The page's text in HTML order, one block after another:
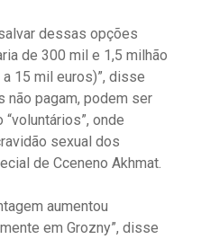
dessas opções
de 300 mil e 1,5 milhão
15 mil euros)”, disse
não pagam, podem ser
onde
sexual dos
de Cceneno Akhmat.
aumentou
em Grozny”, disse